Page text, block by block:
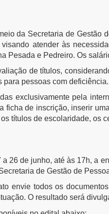
da Secretaria de Gestão
atender às
Pesada e Pedreiro. Os
de títulos,
para pessoas com deficiência.
exclusivamente pela
ficha de inscrição, inserir
títulos de escolaridade, os
26 de junho, até às 17h, a
de Gestão de
envie todos os
O resultado será